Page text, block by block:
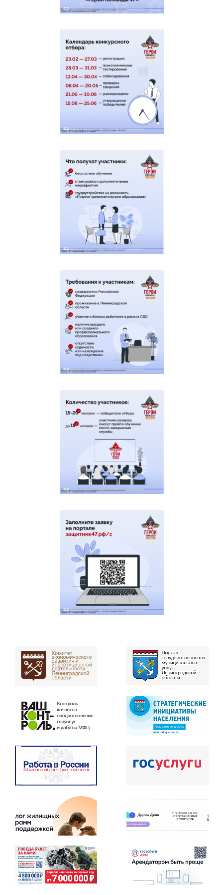
возбуждении процедуры
внесудебного банкротства
гражданина в Единый
федеральный реестр сведений о
банкротстве и осуществление
иных связанных с приемом
такого заявление обязанностей
Федеральным законом от 26
несостоятельности (банкротстве)»
по заявлению о признании
гражданина банкротом во
внесудебном порядке
Государственная услуга по выдаче
удостоверения инвалида о праве
на льготы
Предоставление государственной
услуги по назначению
единовременной выплаты
гражданам, принимавшим
участие в специальной военной
операции
Направление сведений для
получения комплексного
сопровождения филиалом Фонда
участника СВО/ членов семей
погибшего/ пропавшего без
Государственная услуга по выдаче
сертификата на
зубопротезирование в размере
1,25 величины среднего дохода,
сложившегося в Ленинградской
Государственная услуга по выдаче
сертификата на
предельном размере стоимости
не более пятисот тысяч рублей
Информирование об оказании
бесплатной юридической
помощи членам семей участников
специальной военной операции
Государственная услуга по
предоставлению
собственность бесплатно
Информирование о порядке
социальной поддержки: "Выплата
единовременной материальной
помощи участникам специальной
военной операции, получившим
увечье (ранение, контузию,
травму) при выполнении задач в
ходе специальной военной
операции, имевшим место
Свердловского городского
поселения Всеволожского
муниципального района
момент получения увечья
(ранения, контузии, травмы) или
убывшим на военную службу с